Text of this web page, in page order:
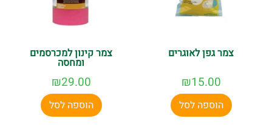
צמר גפן לאוגרים
₪15.00
הוספה לסל
צמר קינון למכרסמים
ומחסה
₪29.00
הוספה לסל